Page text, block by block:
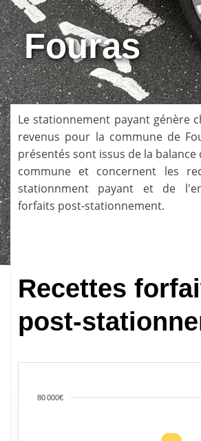
Fouras
Le stationnement payant génère
revenus pour la commune de
présentés sont issus de la balance
commune et concernent les
stationnment payant et de
forfaits post-stationnement.
Recettes
post-
80 000€